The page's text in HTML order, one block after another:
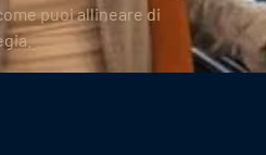
puoi allineare di